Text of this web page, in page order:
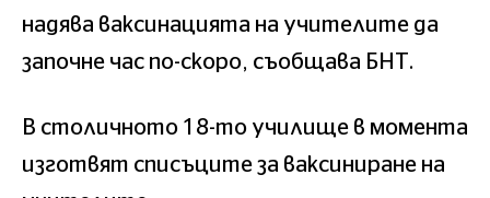
надява ваксинацията на учителите да
започне час по-скоро, съобщава БНТ.
В столичното 18-то училище в момента
изготвят списъците за ваксиниране на